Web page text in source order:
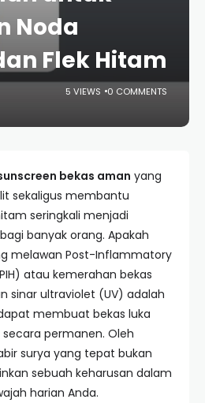
Noda
Flek Hitam
5 VIEWS 0 COMMENTS
bekas aman yang
sekaligus membantu
seringkali menjadi
banyak orang. Apakah
melawan Post-Inflammatory
atau kemerahan bekas
sinar ultraviolet (UV) adalah
membuat bekas luka
permanen. Oleh
surya yang tepat bukan
sebuah keharusan dalam
harian Anda.